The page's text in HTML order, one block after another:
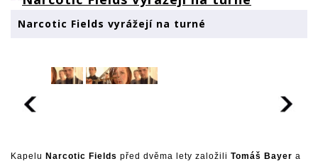
Narcotic Fields vyrážejí na turné
Kapelu Narcotic Fields před dvěma lety založili Tomáš Bayer a